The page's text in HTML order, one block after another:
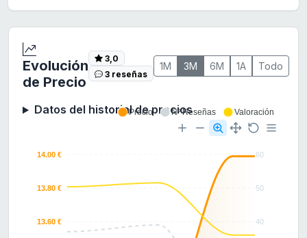
Evolución
de Precio
3,0
3 reseñas
1M 3M 6M 1A Todo
Datos del historial de precios
60
50
40
14.00 €
13.80 €
13.60 €
Precio Nº Reseñas Valoración